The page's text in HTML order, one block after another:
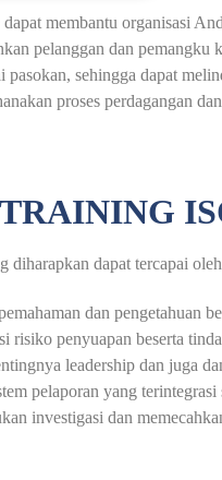
membantu organisasi
pelanggan dan pemangku
pasokan, sehingga dapat
proses perdagangan
diharapkan dapat tercapai
dan pengetahuan
risiko penyuapan beserta
leadership dan juga
pelaporan yang
investigasi dan